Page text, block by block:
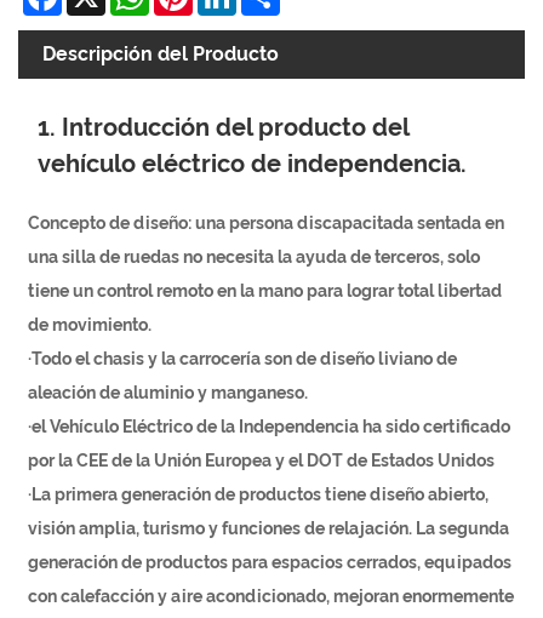
Descripción del Producto
1. Introducción del producto del
vehículo eléctrico de independencia.
Concepto de diseño: una persona discapacitada sentada en
una silla de ruedas no necesita la ayuda de terceros, solo
tiene un control remoto en la mano para lograr total libertad
de movimiento.
·Todo el chasis y la carrocería son de diseño liviano de
aleación de aluminio y manganeso.
·el Vehículo Eléctrico de la Independencia ha sido certificado
por la CEE de la Unión Europea y el DOT de Estados Unidos
·La primera generación de productos tiene diseño abierto,
visión amplia, turismo y funciones de relajación. La segunda
generación de productos para espacios cerrados, equipados
con calefacción y aire acondicionado, mejoran enormemente